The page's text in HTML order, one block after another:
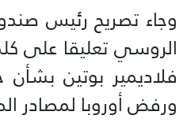
وجاء تصريح رئيس
الروسي تعليقا على
فلاديمير بوتين
ورفض أوروبا لمصادر